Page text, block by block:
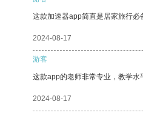
这款加速器app简直是居家旅行必
2024-08-17
游客
这款app的老师非常专业，教学水
2024-08-17